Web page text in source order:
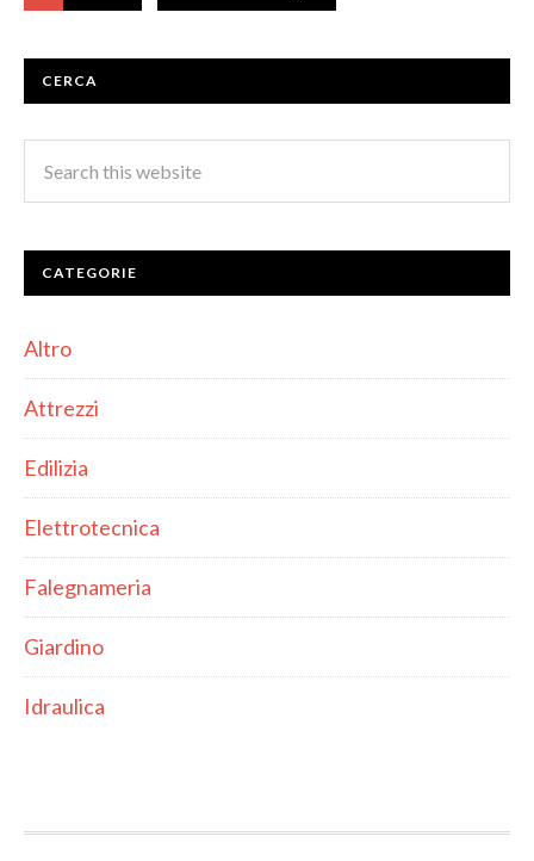
CERCA
CATEGORIE
Altro
Attrezzi
Edilizia
Elettrotecnica
Falegnameria
Giardino
Idraulica